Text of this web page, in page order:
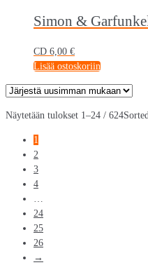
Simon &
CD 6,00 €
Lisää ostoskoriin
Näytetään tulokset 1–24 / 624
1
2
3
4
…
24
25
26
→